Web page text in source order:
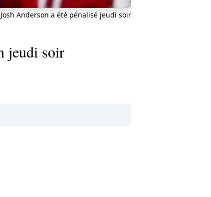
Anderson a été pénalisé jeudi soir
jeudi soir